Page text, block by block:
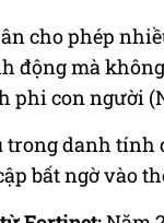
cho phép
động mà
phi con người
trong danh tính
bất ngờ vào